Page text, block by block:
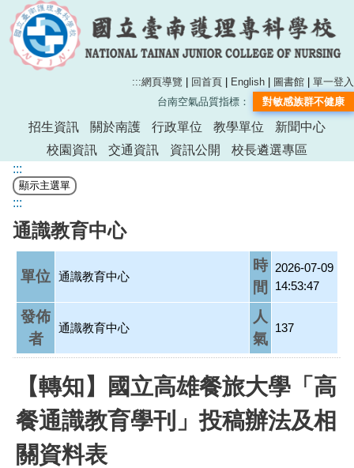
:::網頁導覽 | 回首頁 | English | 圖書館 | 單一登入
台南空氣品質指標：
對敏感族群不健康
招生資訊 關於南護 行政單位 教學單位
新聞中心
校園資訊
交通資訊 資訊公開
校長遴選專區
:::
:::
通識教育中心
單位 通識教育中心
時
間
2026-07-09
14:53:47
發佈
者
通識教育中心
人
氣
137
【轉知】國立高雄餐旅大學「高
餐通識教育學刊」投稿辦法及相
關資料表